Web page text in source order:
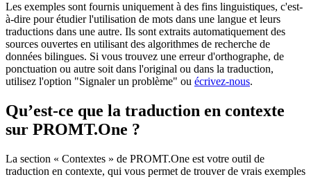
Les exemples sont fournis uniquement à des fins linguistiques, c'est-
à-dire pour étudier l'utilisation de mots dans une langue et leurs
traductions dans une autre. Ils sont extraits automatiquement des
sources ouvertes en utilisant des algorithmes de recherche de
données bilingues. Si vous trouvez une erreur d'orthographe, de
ponctuation ou autre soit dans l'original ou dans la traduction,
utilisez l'option "Signaler un problème" ou écrivez-nous.
Qu’est-ce que la traduction en contexte
sur PROMT.One ?
La section « Contextes » de PROMT.One est votre outil de
traduction en contexte, qui vous permet de trouver de vrais exemples